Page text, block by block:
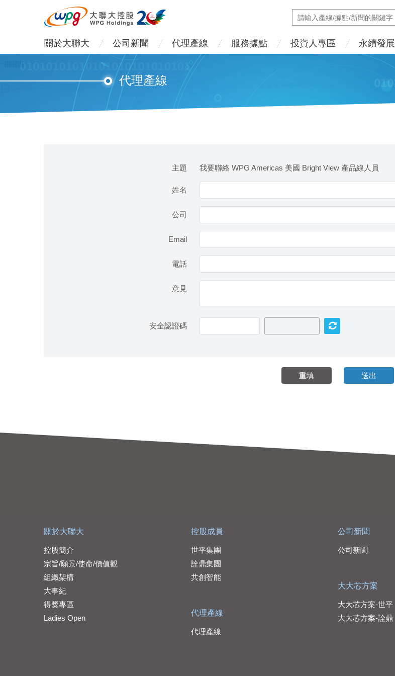
關於大聯大 公司新聞 代理產線 服務據點 投資人專區 永續發展
代理產線
主題 我要聯絡 WPG Americas 美國 Bright View 產品線人員
姓名
公司
Email
電話
意見
安全認證碼
關於大聯大
控股簡介
宗旨/願景/使命/價值觀
組織架構
大事紀
得獎專區
Ladies Open
控股成員
世平集團
詮鼎集團
共創智能
代理產線
代理產線
公司新聞
公司新聞
大大芯方案
大大芯方案-世平
大大芯方案-詮鼎